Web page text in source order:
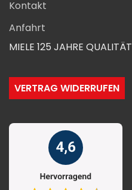
Kontakt
Anfahrt
MIELE 125 JAHRE QUALITÄT
VERTRAG WIDERRUFEN